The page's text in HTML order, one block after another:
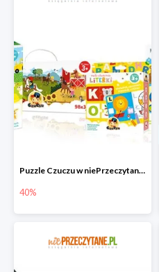
Puzzle Czuczu w niePrzeczytane.pl do -40%
40%